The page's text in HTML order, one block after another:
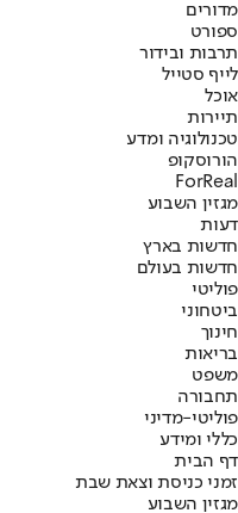
מדורים
ספורט
תרבות ובידור
לייף סטייל
אוכל
תיירות
טכנולוגיה ומדע
הורוסקופ
ForReal
מגזין השבוע
דעות
חדשות בארץ
חדשות בעולם
פוליטי
ביטחוני
חינוך
בריאות
משפט
תחבורה
פוליטי-מדיני
כללי ומידע
דף הבית
זמני כניסת וצאת שבת
מגזין השבוע